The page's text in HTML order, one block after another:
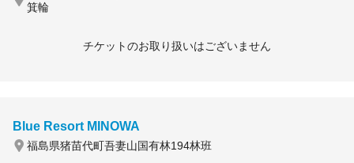
箕輪
チケットのお取り扱いはございません
Blue Resort MINOWA
福島県猪苗代町吾妻山国有林194林班